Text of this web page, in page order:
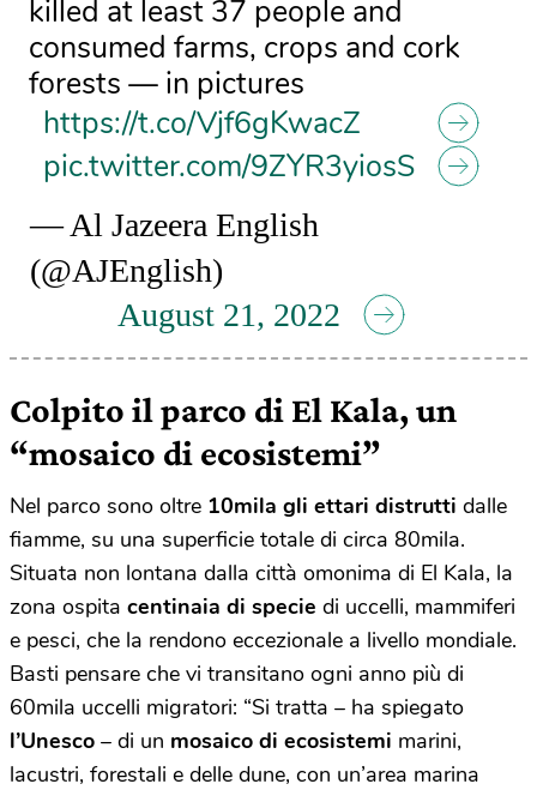
killed at least 37 people and
consumed farms, crops and cork
forests — in pictures
https://t.co/Vjf6gKwacZ
pic.twitter.com/9ZYR3yiosS
— Al Jazeera English
(@AJEnglish)
August 21, 2022
Colpito il parco di El Kala, un
“mosaico di ecosistemi”
Nel parco sono oltre 10mila gli ettari distrutti dalle
fiamme, su una superficie totale di circa 80mila.
Situata non lontana dalla città omonima di El Kala, la
zona ospita centinaia di specie di uccelli, mammiferi
e pesci, che la rendono eccezionale a livello mondiale.
Basti pensare che vi transitano ogni anno più di
60mila uccelli migratori: “Si tratta – ha spiegato
l’Unesco – di un mosaico di ecosistemi marini,
lacustri, forestali e delle dune, con un’area marina